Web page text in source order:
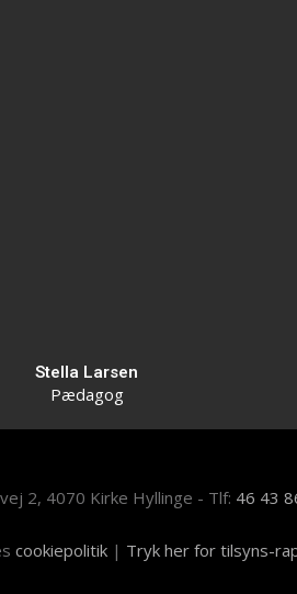
Stella Larsen
Pædagog
2, 4070 Kirke Hyllinge - Tlf: 46 43
cookiepolitik| Tryk her for tilsyns-